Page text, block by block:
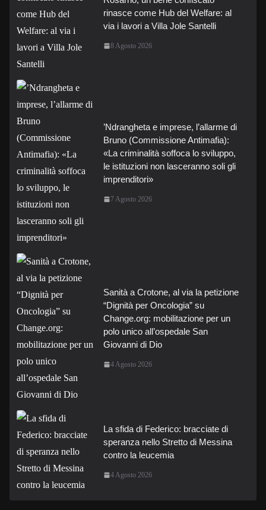
rinasce come Hub del Welfare: al
via i lavori a Villa Jole Santelli
8 Agosto 2026
’Ndrangheta e imprese, l’allarme di
Bruno (Commissione Antimafia):
«La criminalità soffoca lo sviluppo,
le istituzioni non lasceranno soli gli
imprenditori»
7 Agosto 2026
Sanità a Crotone, al via la petizione
“Dignità per Oncologia” su
Change.org: mobilitazione per un
polo unico all’ospedale San
Giovanni di Dio
4 Agosto 2026
La sfida di Federico: bracciate di
speranza nello Stretto di Messina
contro la leucemia
4 Agosto 2026